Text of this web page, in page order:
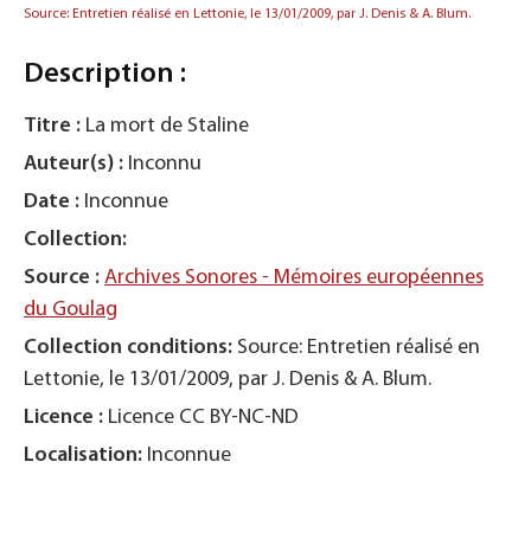
Source: Entretien réalisé en Lettonie, le 13/01/2009, par J. Denis & A. Blum.
Description :
Titre : La mort de Staline
Auteur(s) : Inconnu
Date : Inconnue
Collection:
Source : Archives Sonores - Mémoires européennes
du Goulag
Collection conditions: Source: Entretien réalisé en
Lettonie, le 13/01/2009, par J. Denis & A. Blum.
Licence : Licence CC BY-NC-ND
Localisation: Inconnue